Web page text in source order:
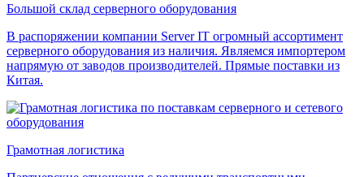
Большой склад серверного оборудования
В распоряжении компании Server IT огромный ассортимент
серверного оборудования из наличия. Являемся импортером
напрямую от заводов производителей. Прямые поставки из
Китая.
Грамотная логистика